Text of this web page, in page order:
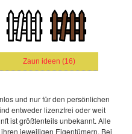
Zaun ideen (16)
und nur für den persönlichen
entweder lizenzfrei oder weit
ist größtenteils unbekannt. Alle
jeweiligen Eigentümern. Bei